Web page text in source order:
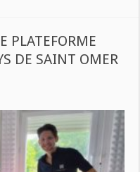
PLATEFORME
DE SAINT OMER